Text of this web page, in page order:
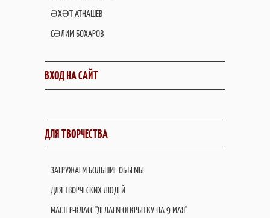
ӘХӘТ АТНАШЕВ
СӘЛИМ БОХАРОВ
ВХОД НА САЙТ
ДЛЯ ТВОРЧЕСТВА
ЗАГРУЖАЕМ БОЛЬШИЕ ОБЪЕМЫ
ДЛЯ ТВОРЧЕСКИХ ЛЮДЕЙ
МАСТЕР-КЛАСС "ДЕЛАЕМ ОТКРЫТКУ НА 9 МАЯ"